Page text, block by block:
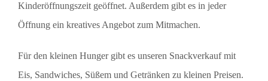
Kinderöffnungszeit geöffnet. Außerdem gibt es in jeder
Öffnung ein kreatives Angebot zum Mitmachen.
Für den kleinen Hunger gibt es unseren Snackverkauf mit
Eis, Sandwiches, Süßem und Getränken zu kleinen Preisen.